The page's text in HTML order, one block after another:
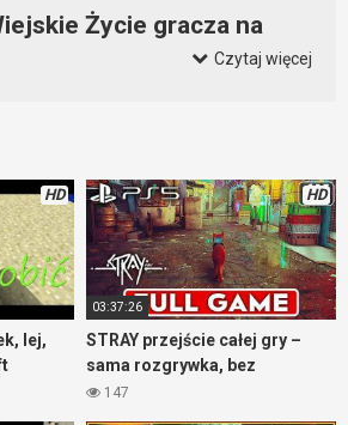
Życie gracza na
ją zainstalować i można grać. Sporo
rozgrywkę a tutaj dostają właśnie to,
sprawa!
Czytaj więcej
HD
lej,
HD
03:37:26
STRAY przejście całej gry –
sama rozgrywka, bez
komentarza
147